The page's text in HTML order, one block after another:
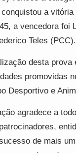
a
a vencedora foi
Teles (PCC).
desta
promovidas
Desportivo e
agradece a
de mais